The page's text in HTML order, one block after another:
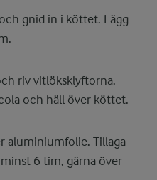
gnid in i köttet. Lägg
riv vitlöksklyftorna.
och häll över köttet.
aluminiumfolie. Tillaga
6 tim, gärna över